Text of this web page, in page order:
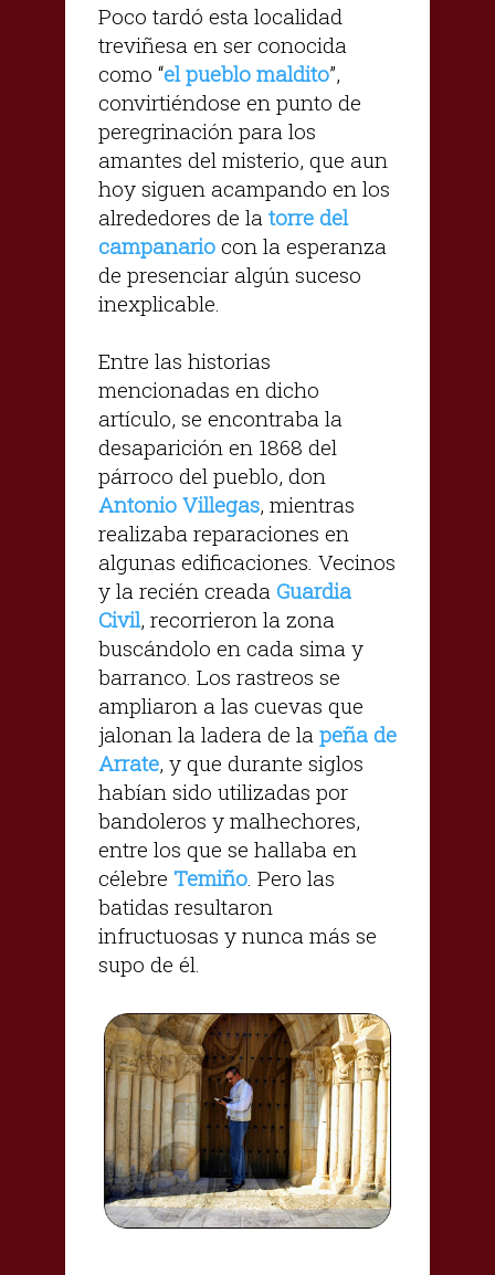
Poco tardó esta localidad
treviñesa en ser conocida
como “el pueblo maldito”,
convirtiéndose en punto de
peregrinación para los
amantes del misterio, que aun
hoy siguen acampando en los
alrededores de la torre del
campanario con la esperanza
de presenciar algún suceso
inexplicable.
Entre las historias
mencionadas en dicho
artículo, se encontraba la
desaparición en 1868 del
párroco del pueblo, don
Antonio Villegas, mientras
realizaba reparaciones en
algunas edificaciones. Vecinos
y la recién creada Guardia
Civil, recorrieron la zona
buscándolo en cada sima y
barranco. Los rastreos se
ampliaron a las cuevas que
jalonan la ladera de la peña de
Arrate, y que durante siglos
habían sido utilizadas por
bandoleros y malhechores,
entre los que se hallaba en
célebre Temiño . Pero las
batidas resultaron
infructuosas y nunca más se
supo de él.